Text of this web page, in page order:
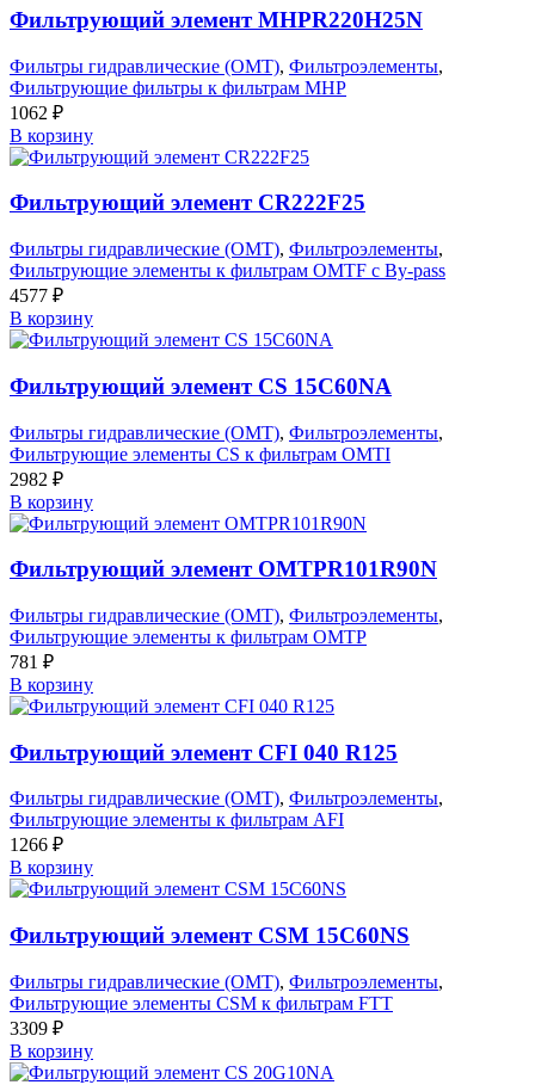
Фильтрующий элемент MHPR220H25N
Фильтры гидравлические (OMT), Фильтроэлементы,
Фильтрующие фильтры к фильтрам MHP
1062 ₽
В корзину
Фильтрующий элемент CR222F25
Фильтры гидравлические (OMT), Фильтроэлементы,
Фильтрующие элементы к фильтрам OMTF с By-pass
4577 ₽
В корзину
Фильтрующий элемент CS 15C60NA
Фильтры гидравлические (OMT), Фильтроэлементы,
Фильтрующие элементы CS к фильтрам OMTI
2982 ₽
В корзину
Фильтрующий элемент OMTPR101R90N
Фильтры гидравлические (OMT), Фильтроэлементы,
Фильтрующие элементы к фильтрам OMTP
781 ₽
В корзину
Фильтрующий элемент CFI 040 R125
Фильтры гидравлические (OMT), Фильтроэлементы,
Фильтрующие элементы к фильтрам AFI
1266 ₽
В корзину
Фильтрующий элемент CSM 15C60NS
Фильтры гидравлические (OMT), Фильтроэлементы,
Фильтрующие элементы CSM к фильтрам FTT
3309 ₽
В корзину